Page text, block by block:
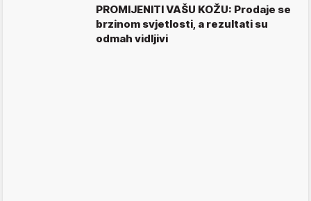
PROMIJENITI VAŠU KOŽU: Prodaje se
brzinom svjetlosti, a rezultati su
odmah vidljivi